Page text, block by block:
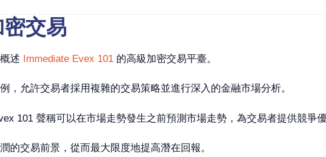
交易
述 Immediate Evex 101 的高級加密交易平臺。
，允許交易者採用複雜的交易策略並進行深入的金融市場分析。
101 聲稱可以在市場走勢發生之前預測市場走勢，為交易者提供競爭
的交易前景，從而最大限度地提高潛在回報。